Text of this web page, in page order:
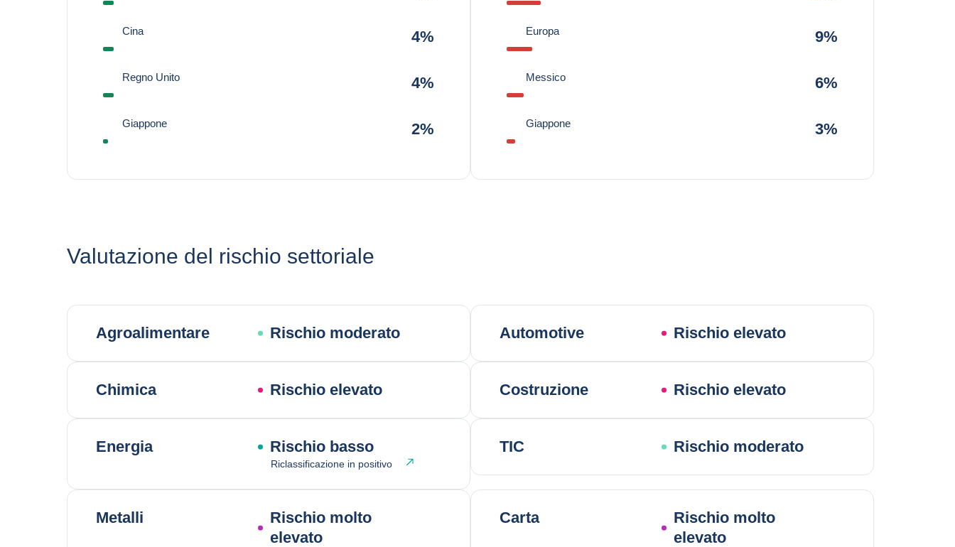
Cina 4%
Regno Unito 4%
Giappone 2%
Europa 9%
Messico 6%
Giappone 3%
Valutazione del rischio settoriale
Agroalimentare Rischio moderato Automotive Rischio elevato
Chimica Rischio elevato Costruzione Rischio elevato
Energia Rischio basso
Riclassificazione in positivo
TIC Rischio moderato
Metalli
Rischio molto
elevato
Carta
Rischio molto
elevato